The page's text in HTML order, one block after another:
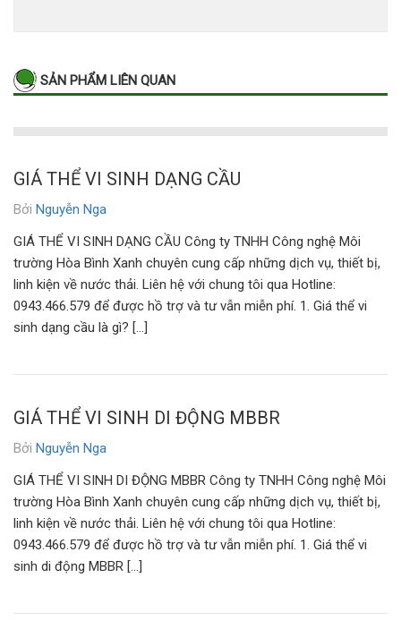
SẢN PHẨM LIÊN QUAN
GIÁ THỂ VI SINH DẠNG CẦU
Bởi Nguyễn Nga
GIÁ THỂ VI SINH DẠNG CẦU Công ty TNHH Công nghệ Môi
trường Hòa Bình Xanh chuyên cung cấp những dịch vụ, thiết bị,
linh kiện về nước thải. Liên hệ với chung tôi qua Hotline:
0943.466.579 để được hồ trợ và tư vẫn miễn phí. 1. Giá thể vi
sinh dạng cầu là gì? […]
GIÁ THỂ VI SINH DI ĐỘNG MBBR
Bởi Nguyễn Nga
GIÁ THỂ VI SINH DI ĐỘNG MBBR Công ty TNHH Công nghệ Môi
trường Hòa Bình Xanh chuyên cung cấp những dịch vụ, thiết bị,
linh kiện về nước thải. Liên hệ với chung tôi qua Hotline:
0943.466.579 để được hồ trợ và tư vẫn miễn phí. 1. Giá thể vi
sinh di động MBBR […]